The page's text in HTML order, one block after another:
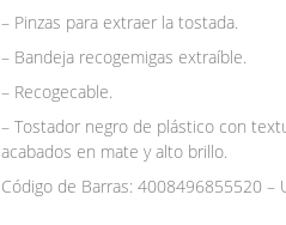
– Pinzas para extraer la tostada.
– Bandeja recogemigas extraíble.
– Recogecable.
– Tostador negro de plástico con
acabados en mate y alto brillo.
Código de Barras: 4008496855520 –